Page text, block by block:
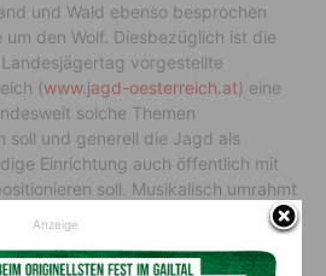
und Wald ebenso besprochen
den Wolf. Diesbezüglich ist die
vorgestellte
(www.jagd-oesterreich.at) eine
solche Themen
soll und generell die Jagd als
Einrichtung auch öffentlich mit
soll. Musikalisch umrahmt
ist dann der Landesjägertag nach
Anzeige